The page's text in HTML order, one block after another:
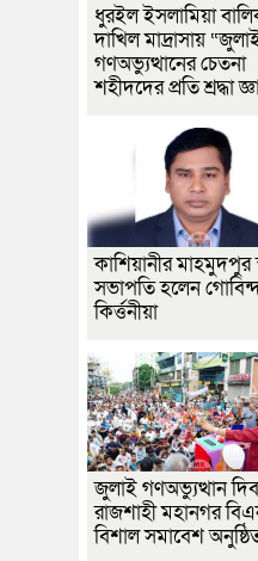
ধুরইল ইসলামিয়া
দাখিল মাদ্রাসায়
গণঅভ্যুত্থানের চেতনা
শহীদদের প্রতি শ্রদ্ধা
কাশিয়ানীর মাহমুদপুর
সভাপতি হলেন
কির্ত্তনীয়া
জুলাই গণঅভ্যুত্থান
রাজশাহী মহানগর
বিশাল সমাবেশ